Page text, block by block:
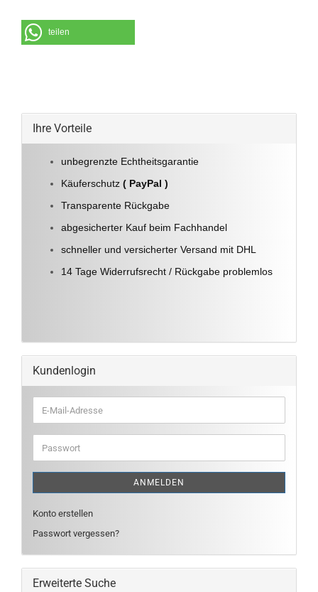
teilen
Ihre Vorteile
unbegrenzte Echtheitsgarantie
Käuferschutz ( PayPal )
Transparente Rückgabe
abgesicherter Kauf beim Fachhandel
schneller und versicherter Versand mit DHL
14 Tage Widerrufsrecht / Rückgabe problemlos
Kundenlogin
E-
Mail-
Adresse
Passwort
ANMELDEN
Konto erstellen
Passwort vergessen?
Erweiterte Suche